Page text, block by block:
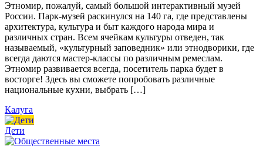
Этномир, пожалуй, самый большой интерактивный музей
России. Парк-музей раскинулся на 140 га, где представлены
архитектура, культура и быт каждого народа мира и
различных стран. Всем ячейкам культуры отведен, так
называемый, «культурный заповедник» или этнодворики, где
всегда даются мастер-классы по различным ремеслам.
Этномир развивается всегда, посетитель парка будет в
восторге! Здесь вы сможете попробовать различные
национальные кухни, выбрать […]
Калуга
Дети